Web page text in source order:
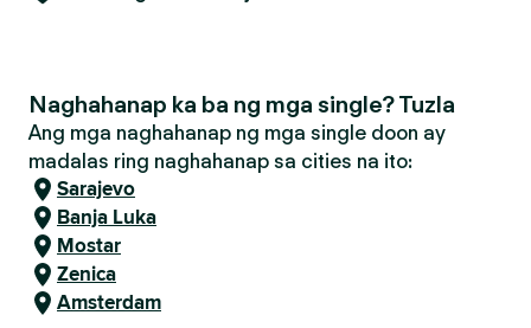
Naghahanap ka ba ng mga single? Tuzla
Ang mga naghahanap ng mga single doon ay
madalas ring naghahanap sa cities na ito:
Sarajevo
Banja Luka
Mostar
Zenica
Amsterdam